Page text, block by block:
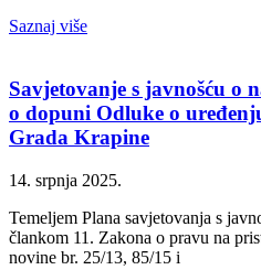
Saznaj više
Savjetovanje s javnošću o
o dopuni Odluke o
Grada Krapine
14. srpnja 2025.
Temeljem Plana savjetovanja s
člankom 11. Zakona o pravu na
novine br. 25/13, 85/15 i